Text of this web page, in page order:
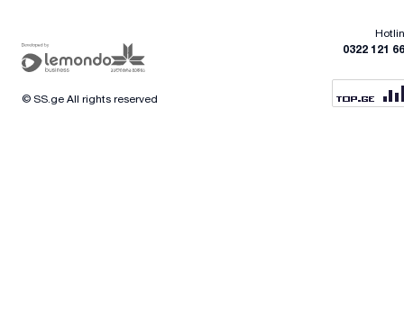
0322 121
© SS.ge All rights reserved